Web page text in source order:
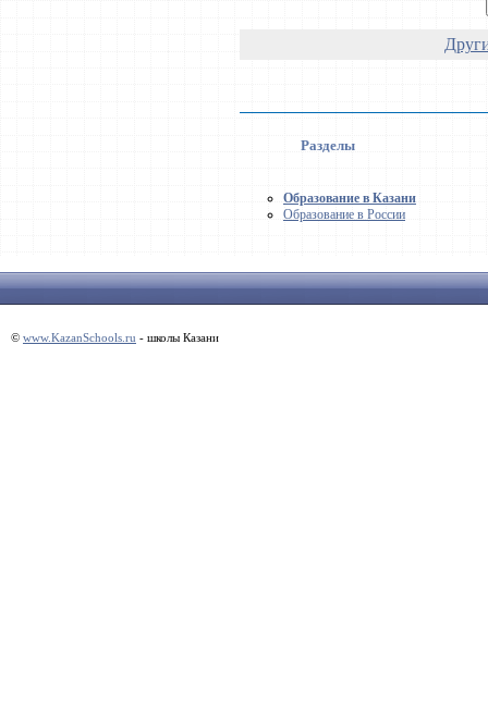
Разделы
Образование в Казани
Образование в России
© www.KazanSchools.ru - школы Казани